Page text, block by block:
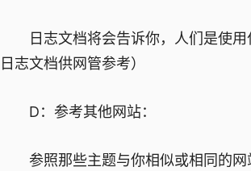
日志文档将会告诉你，人们是使用
日志文档供网管参考）
D：参考其他网站：
参照那些主题与你相似或相同的网